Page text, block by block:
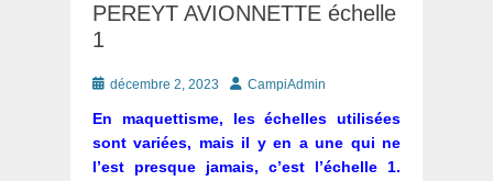
PEREYT AVIONNETTE échelle
1
Postédécembre 2, 2023 AuteurCampiAdmin
En maquettisme, les échelles utilisées
sont variées, mais il y en a une qui ne
l’est presque jamais, c’est l’échelle 1.